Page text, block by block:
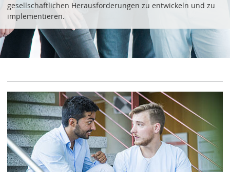
gesellschaftlichen Herausforderungen zu entwickeln und zu
implementieren.